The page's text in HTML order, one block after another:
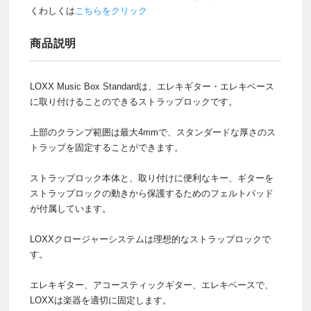
くわしくはこちらをクリック
商品説明
LOXX Music Box Standardは、エレキギター・エレキベース
に取り付けることのできるストラップロックです。
上部のクランプ範囲は最大4mmで、スタンダードな厚さのス
トラップを固定することができます。
ストラップロック本体と、取り付けに便利なキー、ギターを
ストラップロックの動きから保護するためのフェルトパッド
が付属しています。
LOXXクロージャーシステムは理想的なストラップロックで
す。
エレキギター、アコースティックギター、エレキベースで、
LOXXは楽器を適切に固定します。